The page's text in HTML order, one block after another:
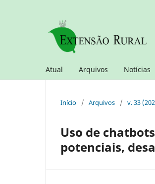
Atual Arquivos Notícias
Início / Arquivos / v. 33
Uso de
potenciais,